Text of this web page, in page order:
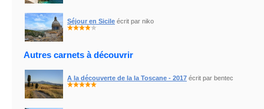
Séjour en Sicile écrit par niko
Autres carnets à découvrir
A la découverte de la la Toscane - 2017 écrit par bentec